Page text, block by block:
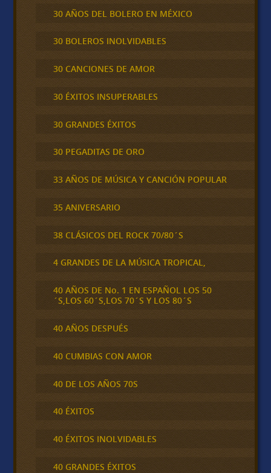
30 AÑOS DEL BOLERO EN MÉXICO
30 BOLEROS INOLVIDABLES
30 CANCIONES DE AMOR
30 ÉXITOS INSUPERABLES
30 GRANDES ÉXITOS
30 PEGADITAS DE ORO
33 AÑOS DE MÚSICA Y CANCIÓN POPULAR
35 ANIVERSARIO
38 CLÁSICOS DEL ROCK 70/80´S
4 GRANDES DE LA MÚSICA TROPICAL,
40 AÑOS DE No. 1 EN ESPAÑOL LOS 50
´S,LOS 60´S,LOS 70´S Y LOS 80´S
40 AÑOS DESPUÉS
40 CUMBIAS CON AMOR
40 DE LOS AÑOS 70S
40 ÉXITOS
40 ÉXITOS INOLVIDABLES
40 GRANDES ÉXITOS